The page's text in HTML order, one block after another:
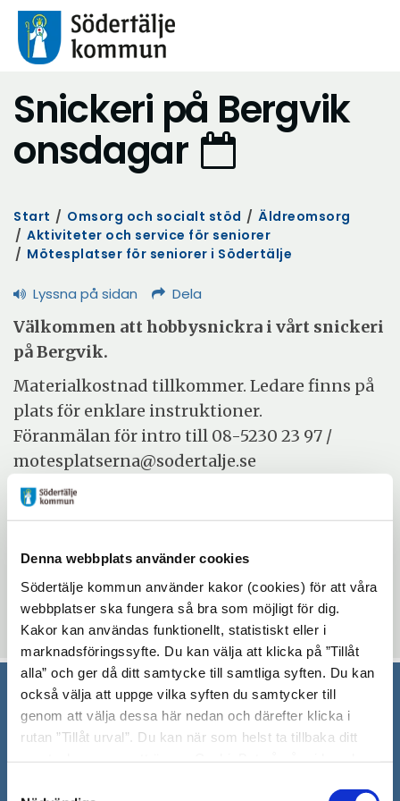
Denna webbplats använder cookies
Södertälje kommun använder kakor (cookies) för att våra
webbplatser ska fungera så bra som möjligt för dig.
Kakor kan användas funktionellt, statistiskt eller i
marknadsföringssyfte. Du kan välja att klicka på ”Tillåt
alla” och ger då ditt samtycke till samtliga syften. Du kan
också välja att uppge vilka syften du samtycker till
genom att välja dessa här nedan och därefter klicka i
rutan ”Tillåt urval”. Du kan när som helst ta tillbaka ditt
Snickeri på Bergvik
onsdagar
Start / Omsorg och socialt stöd / Äldreomsorg
/ Aktiviteter och service för seniorer
/ Mötesplatser för seniorer i Södertälje
Lyssna på sidan Dela
Välkommen att hobbysnickra i vårt snickeri
på Bergvik.
Materialkostnad tillkommer. Ledare finns på
plats för enklare instruktioner.
Föranmälan för intro till 08-5230 23 97 /
motesplatserna@sodertalje.se
Evenemangsinformation
Mötesplatsen Bergvik
onsdag 7 januari 2026 - fredag 19 juni 2026
10:00 - 15:00
Södertälje kommun